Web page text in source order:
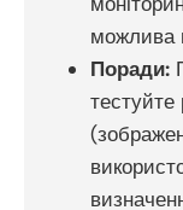
можлива
Поради:
тестуйте